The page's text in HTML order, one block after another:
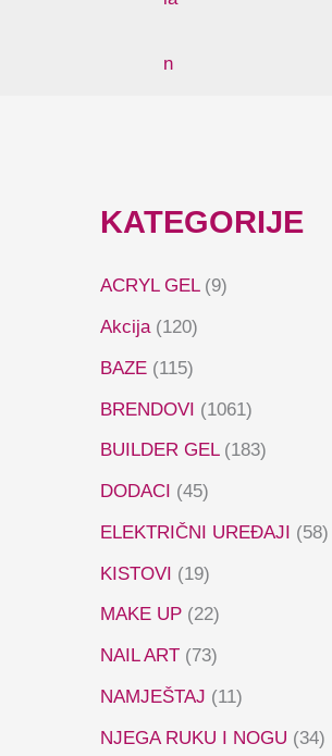
KATEGORIJE
ACRYL GEL (9)
Akcija (120)
BAZE (115)
BRENDOVI (1061)
BUILDER GEL (183)
DODACI (45)
ELEKTRIČNI UREĐAJI (58)
KISTOVI (19)
MAKE UP (22)
NAIL ART (73)
NAMJEŠTAJ (11)
NJEGA RUKU I NOGU (34)